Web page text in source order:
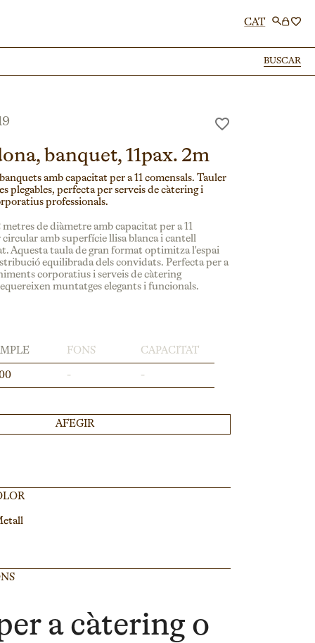
CAT
BUSCAR
BUSCAR
banquet, 11pax. 2m
amb capacitat per a 11 comensals. Tauler
plegables, perfecta per serveis de càtering i
professionals.
de diàmetre amb capacitat per a 11
circular amb superfície llisa blanca i cantell
Aquesta taula de gran format optimitza l'espai
equilibrada dels convidats. Perfecta per a
corporatius i serveis de càtering
muntatges elegants i funcionals.
FONS CAPACITAT
- -
AFEGIR
a càtering o